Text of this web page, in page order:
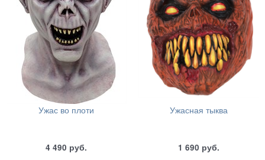
Ужас во плоти
4 490 руб.
Ужасная тыква
1 690 руб.